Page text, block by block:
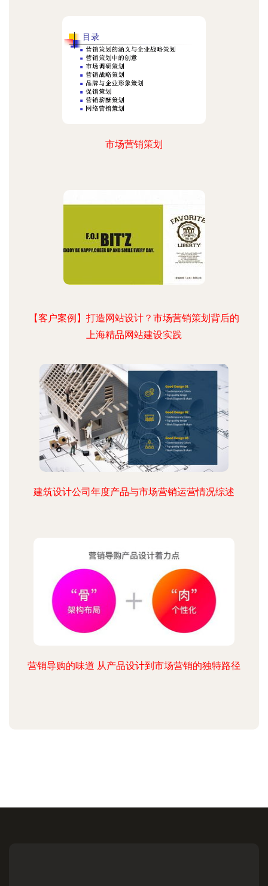
市场营销策划
【客户案例】打造网站设计？市场营销策划背后的
上海精品网站建设实践
建筑设计公司年度产品与市场营销运营情况综述
营销导购的味道 从产品设计到市场营销的独特路径